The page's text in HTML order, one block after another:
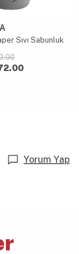
Sıvı Sabunluk
Yorum Yap